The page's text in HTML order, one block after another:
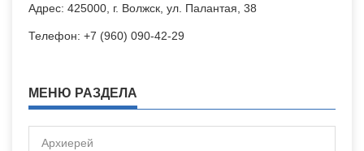
Адрес: 425000, г. Волжск, ул. Палантая, 38
Телефон: +7 (960) 090-42-29
МЕНЮ РАЗДЕЛА
Архиерей